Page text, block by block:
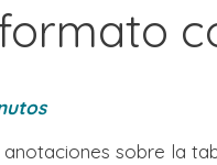
sobre la